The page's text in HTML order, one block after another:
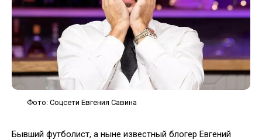
Фото: Соцсети Евгения Савина
Бывший футболист, а ныне известный блогер Евгений